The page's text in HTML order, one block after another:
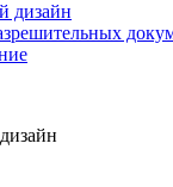
дизайн